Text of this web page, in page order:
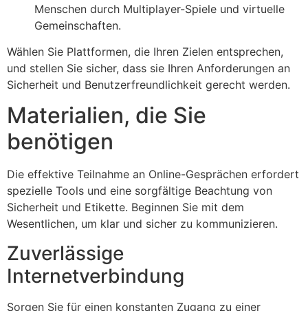
Menschen durch Multiplayer-Spiele und virtuelle
Gemeinschaften.
Wählen Sie Plattformen, die Ihren Zielen entsprechen,
und stellen Sie sicher, dass sie Ihren Anforderungen an
Sicherheit und Benutzerfreundlichkeit gerecht werden.
Materialien, die Sie
benötigen
Die effektive Teilnahme an Online-Gesprächen erfordert
spezielle Tools und eine sorgfältige Beachtung von
Sicherheit und Etikette. Beginnen Sie mit dem
Wesentlichen, um klar und sicher zu kommunizieren.
Zuverlässige
Internetverbindung
Sorgen Sie für einen konstanten Zugang zu einer